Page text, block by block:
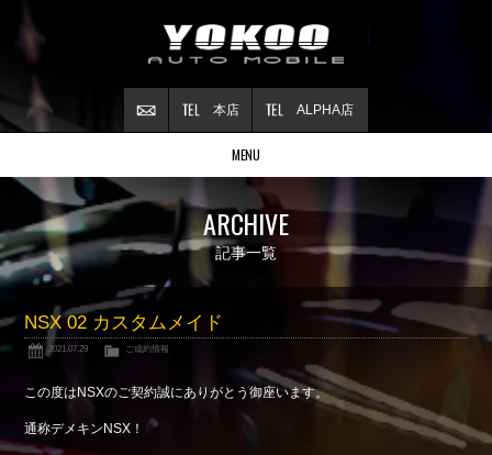
ALPHA店
本店
MENU
Stock list
在庫情報
Contract
ご成約情報
About NSX
NSXについて
Reflesh Plan
Trade in
買取査定
ARCHIVE
記事一覧
NSX 02 カスタムメイド
2021.07.29 ご成約情報
この度はNSXのご契約誠にありがとう御座います。
通称デメキンNSX！